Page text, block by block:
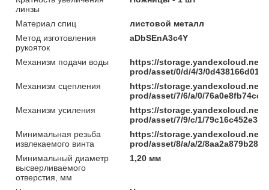
линзы
Материал спиц
листовой металл
Метод изготовления
рукояток
aDbSEnA3c4Y
Механизм подачи воды
https://storage.yandexcloud.net/
prod/asset/0/d/4/3/
Механизм сцепления
https://storage.yandexcloud.net/
prod/asset/7/6/a/0/
Механизм усиления
https://storage.yandexcloud.net/
prod/asset/7/9/c/1/
Минимальная резьба
извлекаемого винта
https://storage.yandexcloud.net/
prod/asset/8/a/a/2/
Минимальный диаметр
высверливаемого
отверстия, мм
1,20 мм